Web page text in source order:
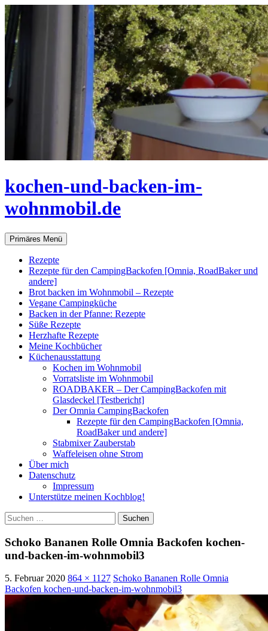
Zum
Inhalt
springen
kochen-und-backen-im-
wohnmobil.de
Suchen
Primäres Menü
Rezepte
Rezepte für den CampingBackofen [Omnia, RoadBaker und
andere]
Brot backen im Wohnmobil – Rezepte
Vegane Campingküche
Backen in der Pfanne: Rezepte
Süße Rezepte
Herzhafte Rezepte
Meine Kochbücher
Küchenausstattung
Kochen im Wohnmobil
Vorratsliste im Wohnmobil
ROADBAKER – Der CampingBackofen mit
Glasdeckel [Testbericht]
Der Omnia CampingBackofen
Rezepte für den CampingBackofen [Omnia,
RoadBaker und andere]
Stabmixer Zauberstab
Waffeleisen ohne Strom
Über mich
Datenschutz
Impressum
Unterstütze meinen Kochblog!
Suchen
nach:
Schoko Bananen Rolle Omnia Backofen kochen-
und-backen-im-wohnmobil3
5. Februar 2020 864 × 1127 Schoko Bananen Rolle Omnia
Backofen kochen-und-backen-im-wohnmobil3